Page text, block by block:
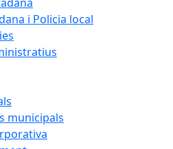
i Policia local
municipals